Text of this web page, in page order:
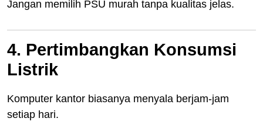
Jangan memilih PSU murah tanpa kualitas jelas.
4. Pertimbangkan Konsumsi
Listrik
Komputer kantor biasanya menyala berjam-jam
setiap hari.